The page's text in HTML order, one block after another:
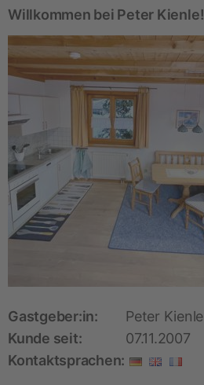
Willkommen bei Peter Kienle!
Gastgeber:in:
Peter Kienle
Kunde seit:
07.11.2007
Kontaktsprachen: